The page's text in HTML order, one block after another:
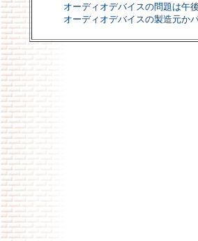
オーディオデバイスの問題は午
オーディオデバイスの製造元か